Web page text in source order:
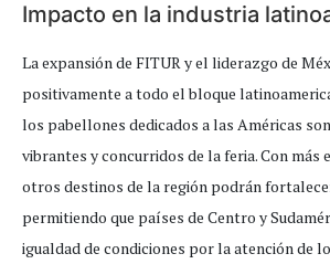
Impacto en la industria
La expansión de FITUR y el liderazgo de
positivamente a todo el bloque
los pabellones dedicados a las Américas
vibrantes y concurridos de la feria. Con más
otros destinos de la región podrán
permitiendo que países de Centro y
igualdad de condiciones por la atención de